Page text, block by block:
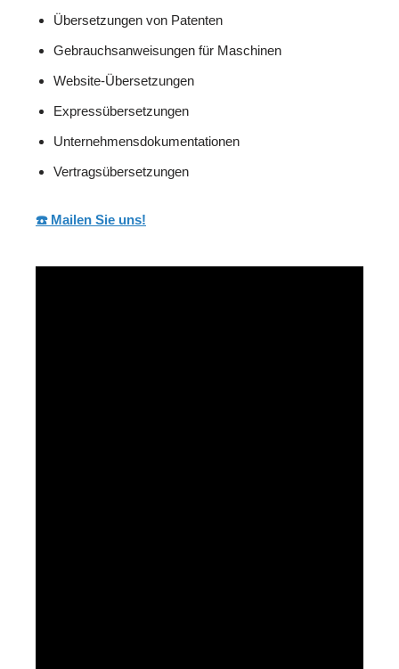
Übersetzungen von Patenten
Gebrauchsanweisungen für Maschinen
Website-Übersetzungen
Expressübersetzungen
Unternehmensdokumentationen
Vertragsübersetzungen
☎️ Mailen Sie uns!